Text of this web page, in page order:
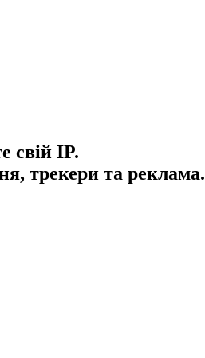
свій IP.
трекери та реклама.